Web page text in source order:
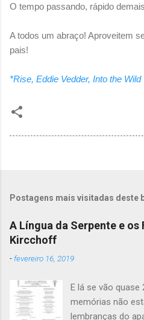
O tempo passando, rápido
A todos um abraço! Aproveitem
pais!
*Rise, Eddie Vedder, Into the Wild
Postagens mais visitadas deste
A Língua da Serpente e os
Kircchoff
- fevereiro 16, 2019
E lá se vão
memórias não
lembranças do